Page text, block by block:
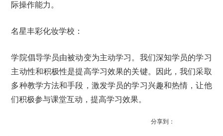
际操作能力。
名星丰彩化妆学校：
学院倡导学员由被动变为主动学习。我们深知学员的学习
主动性和积极性是提高学习效果的关键。因此，我们采取
多种教学方法和手段，激发学员的学习兴趣和热情，让他
们积极参与课堂互动，提高学习效果。
分享到：